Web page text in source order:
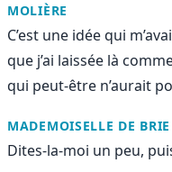
MOLIÈRE
C’est une idée qui
que j’ai laissée là
qui peut-être n’aurait
MADEMOISELLE DE BRIE
Dites-la-moi un peu,